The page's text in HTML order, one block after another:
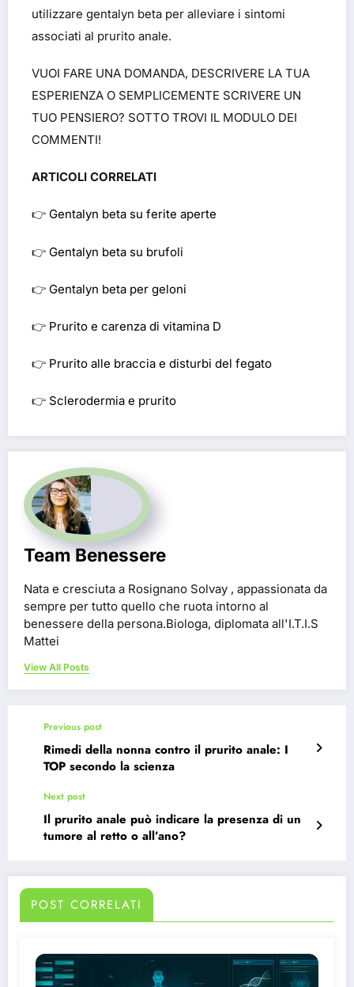
utilizzare gentalyn beta per alleviare i sintomi
associati al prurito anale.
VUOI FARE UNA DOMANDA, DESCRIVERE LA TUA
ESPERIENZA O SEMPLICEMENTE SCRIVERE UN
TUO PENSIERO? SOTTO TROVI IL MODULO DEI
COMMENTI!
ARTICOLI CORRELATI
👉 Gentalyn beta su ferite aperte
👉 Gentalyn beta su brufoli
👉 Gentalyn beta per geloni
👉 Prurito e carenza di vitamina D
👉 Prurito alle braccia e disturbi del fegato
👉 Sclerodermia e prurito
Team Benessere
Nata e cresciuta a Rosignano Solvay , appassionata da
sempre per tutto quello che ruota intorno al
benessere della persona.Biologa, diplomata all'I.T.I.S
Mattei
View All Posts
Previous post
Rimedi della nonna contro il prurito anale: I
TOP secondo la scienza
Next post
Il prurito anale può indicare la presenza di un
tumore al retto o all’ano?
POST CORRELATI